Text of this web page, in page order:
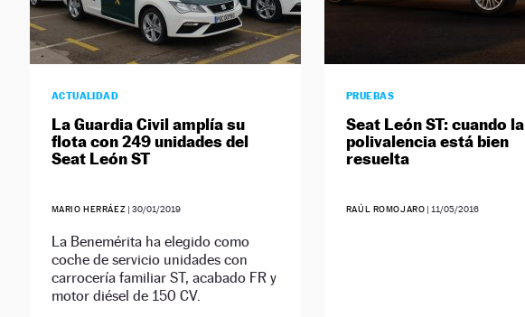
ACTUALIDAD
La Guardia Civil amplía su
flota con 249 unidades del
Seat León ST
MARIO HERRÁEZ |30/01/2019
La Benemérita ha elegido como
coche de servicio unidades con
carrocería familiar ST, acabado FR y
motor diésel de 150 CV.
PRUEBAS
Seat León ST: cuando la
polivalencia está bien
resuelta
RAÚL ROMOJARO | 11/05/2016